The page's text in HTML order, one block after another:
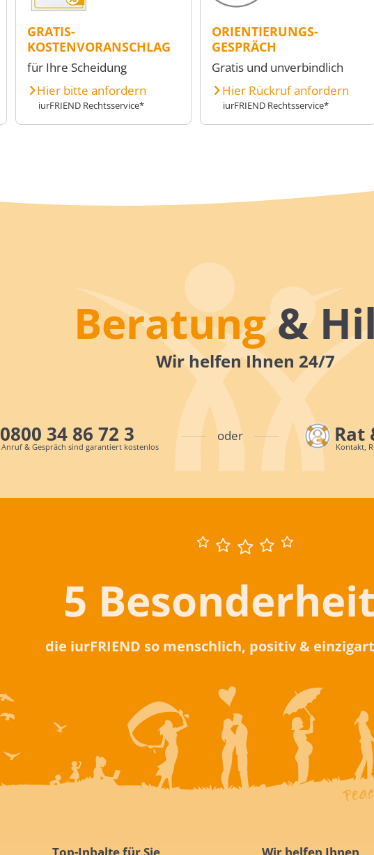
GRATIS-
KOSTENVORANSCHLAG
für Ihre Scheidung
Hier bitte anfordern
iurFRIEND Rechtsservice*
ORIENTIERUNGS-
GESPRÄCH
Gratis und unverbindlich
Hier Rückruf anfordern
iurFRIEND Rechtsservice*
Beratung&
Wir helfen Ihnen 24/7
0800 34 86 72 3
Anruf & Gespräch sind garantiert kostenlos
oder Rat
Kontakt,
5
die iurFRIEND so menschlich, positiv &